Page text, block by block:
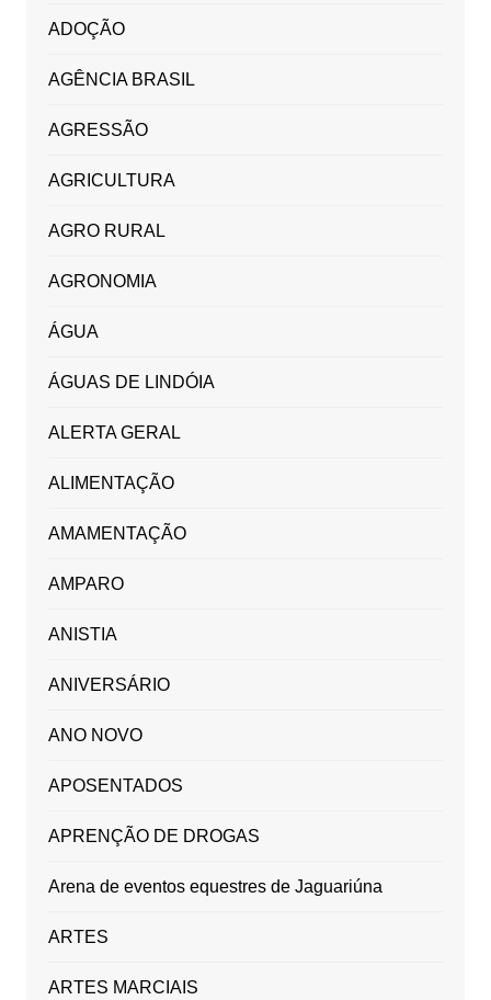
ADOÇÃO
AGÊNCIA BRASIL
AGRESSÃO
AGRICULTURA
AGRO RURAL
AGRONOMIA
ÁGUA
ÁGUAS DE LINDÓIA
ALERTA GERAL
ALIMENTAÇÃO
AMAMENTAÇÃO
AMPARO
ANISTIA
ANIVERSÁRIO
ANO NOVO
APOSENTADOS
APRENÇÃO DE DROGAS
Arena de eventos equestres de Jaguariúna
ARTES
ARTES MARCIAIS